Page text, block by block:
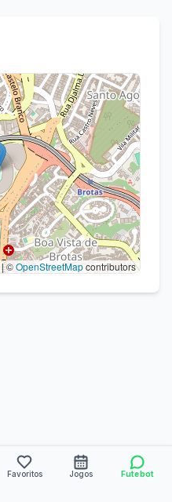
|©OpenStreetMapcontributors
Favoritos Jogos Futebot